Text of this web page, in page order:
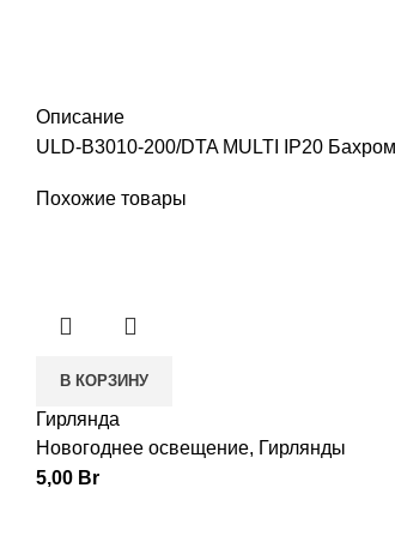
Описание
ULD-B3010-200/DTA MULTI IP20
Похожие товары
В КОРЗИНУ
Гирлянда
Новогоднее освещение, Гирлянды
5,00 Br